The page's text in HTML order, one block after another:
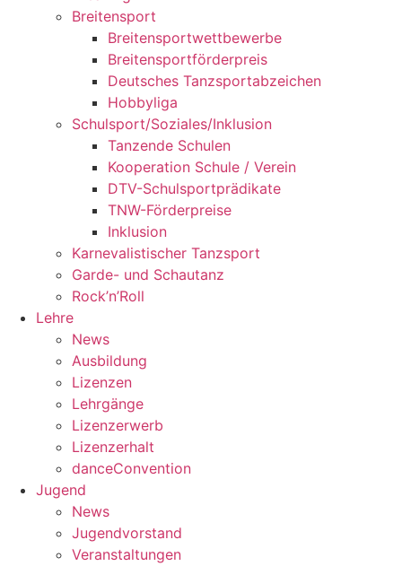
Breitensport
Breitensportwettbewerbe
Breitensportförderpreis
Deutsches Tanzsportabzeichen
Hobbyliga
Schulsport/Soziales/Inklusion
Tanzende Schulen
Kooperation Schule / Verein
DTV-Schulsportprädikate
TNW-Förderpreise
Inklusion
Karnevalistischer Tanzsport
Garde- und Schautanz
Rock’n’Roll
Lehre
News
Ausbildung
Lizenzen
Lehrgänge
Lizenzerwerb
Lizenzerhalt
danceConvention
Jugend
News
Jugendvorstand
Veranstaltungen